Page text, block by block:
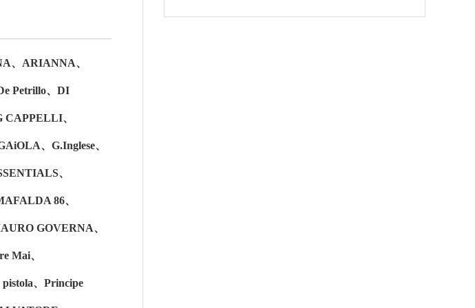
、ARIANNA、
Petrillo、DI
、
、G.Inglese、
、
86、
GOVERNA、
Mai、
、Principe